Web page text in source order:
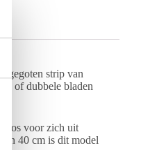
gegoten strip van
of dubbele bladen
voor zich uit
40 cm is dit model